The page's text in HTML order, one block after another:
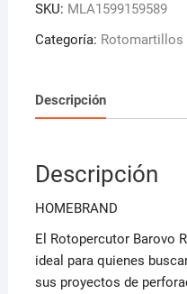
SKU: MLA1599159589
Categoría: Rotomartillos
Descripción
Descripción
HOMEBRAND
El Rotopercutor Barovo
ideal para quienes
sus proyectos de